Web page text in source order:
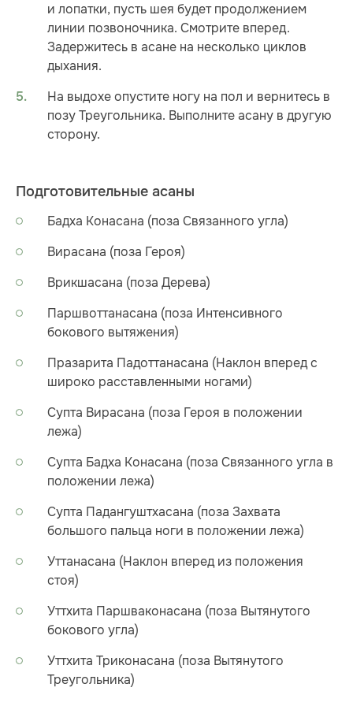
и лопатки, пусть шея будет продолжением
линии позвоночника. Смотрите вперед.
Задержитесь в асане на несколько циклов
дыхания.
На выдохе опустите ногу на пол и вернитесь в
позу Треугольника. Выполните асану в другую
сторону.
Подготовительные асаны
Бадха Конасана (поза Связанного угла)
Вирасана (поза Героя)
Врикшасана (поза Дерева)
Паршвоттанасана (поза Интенсивного
бокового вытяжения)
Празарита Падоттанасана (Наклон вперед с
широко расставленными ногами)
Супта Вирасана (поза Героя в положении
лежа)
Супта Бадха Конасана (поза Связанного угла в
положении лежа)
Супта Падангуштхасана (поза Захвата
большого пальца ноги в положении лежа)
Уттанасана (Наклон вперед из положения
стоя)
Уттхита Паршваконасана (поза Вытянутого
бокового угла)
Уттхита Триконасана (поза Вытянутого
Треугольника)